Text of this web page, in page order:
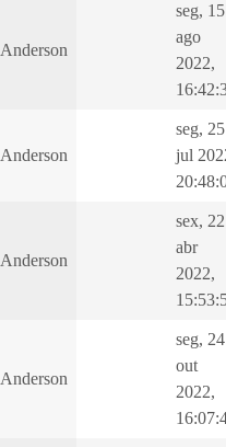
Anderson
seg, 15
ago
2022,
Anderson
seg, 25
jul
Anderson
sex, 22
abr
2022,
Anderson
seg, 24
out
2022,